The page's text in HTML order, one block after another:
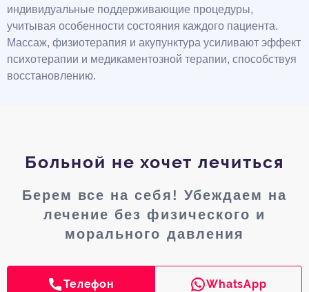
индивидуальные поддерживающие процедуры,
учитывая особенности состояния каждого пациента.
Массаж, физиотерапия и акупунктура усиливают эффект
психотерапии и медикаментозной терапии, способствуя
восстановлению.
Больной не хочет лечиться
Берем все на себя! Убеждаем на
лечение без физического и
морального давления
Телефон WhatsApp